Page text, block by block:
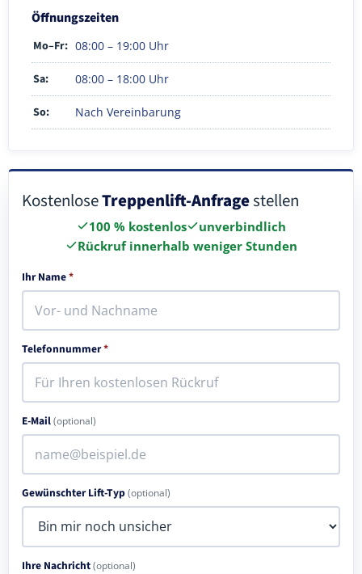
Öffnungszeiten
Mo–Fr: 08:00 – 19:00 Uhr
Sa: 08:00 – 18:00 Uhr
So: Nach Vereinbarung
KostenloseTreppenlift-Anfragestellen
100 % kostenlos
unverbindlich
Rückruf innerhalb weniger Stunden
Ihr Name*
Telefonnummer*
E-Mail(optional)
Gewünschter Lift-Typ(optional)
Ihre Nachricht(optional)